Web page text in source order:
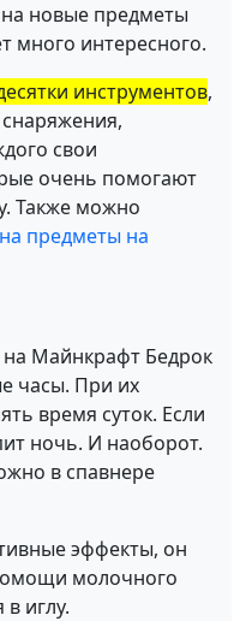
новые предметы
много интересного.
инструментов,
свои
очень помогают
Также можно
предметы на
Майнкрафт Бедрок
часы. При их
время суток. Если
ночь. И наоборот.
в спавнере
эффекты, он
молочного
иглу.